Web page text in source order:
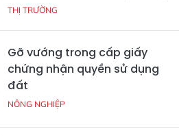
THỊ TRƯỜNG
Gỡ vướng trong cấp giấy
chứng nhận quyền sử dụng
đất
NÔNG NGHIỆP